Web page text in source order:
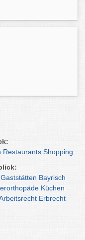
Restaurants Shopping
Gaststätten Bayrisch
Küchen
Erbrecht